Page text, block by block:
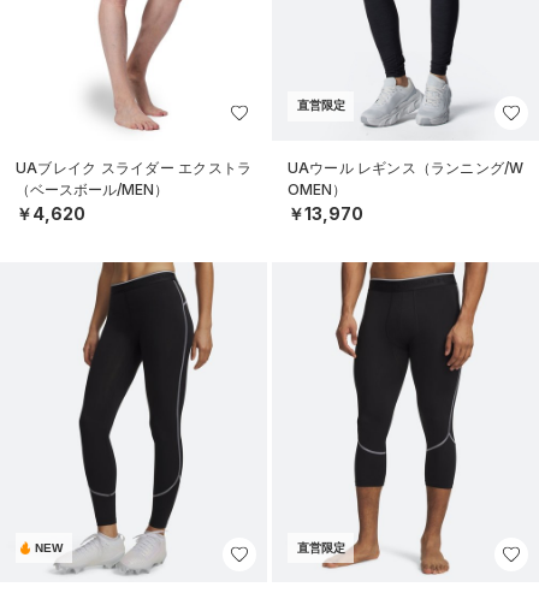
UAブレイク スライダー エクストラ
（ベースボール/MEN）
￥4,620
直営限定
UAウール レギンス（ランニング/W
OMEN）
￥13,970
NEW 直営限定